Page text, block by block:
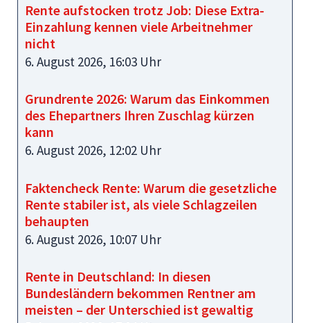
Rente aufstocken trotz Job: Diese Extra-
Einzahlung kennen viele Arbeitnehmer
nicht
6. August 2026, 16:03 Uhr
Grundrente 2026: Warum das Einkommen
des Ehepartners Ihren Zuschlag kürzen
kann
6. August 2026, 12:02 Uhr
Faktencheck Rente: Warum die gesetzliche
Rente stabiler ist, als viele Schlagzeilen
behaupten
6. August 2026, 10:07 Uhr
Rente in Deutschland: In diesen
Bundesländern bekommen Rentner am
meisten – der Unterschied ist gewaltig